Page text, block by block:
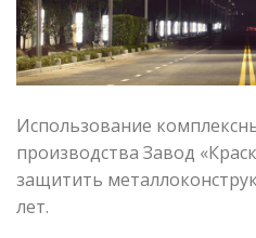
Использование
производства Завод
защитить
лет.